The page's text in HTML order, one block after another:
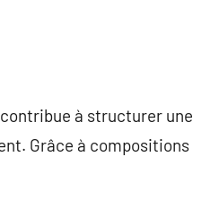
à structurer une
Grâce à compositions